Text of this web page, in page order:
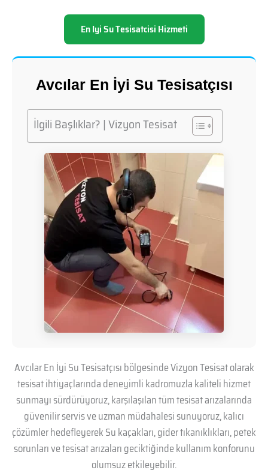
En Iyi Su Tesisatcisi Hizmeti
Avcılar En İyi Su Tesisatçısı
İlgili Başlıklar? | Vizyon Tesisat
Avcılar En İyi Su Tesisatçısı bölgesinde Vizyon Tesisat olarak
tesisat ihtiyaçlarında deneyimli kadromuzla kaliteli hizmet
sunmayı sürdürüyoruz, karşılaşılan tüm tesisat arızalarında
güvenilir servis ve uzman müdahalesi sunuyoruz, kalıcı
çözümler hedefleyerek Su kaçakları, gider tıkanıklıkları, petek
sorunları ve tesisat arızaları geciktiğinde kullanım konforunu
olumsuz etkileyebilir.